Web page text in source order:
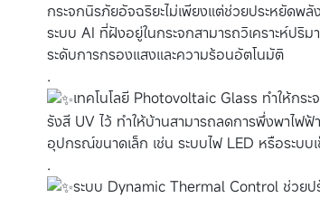
กระจกนิรภัยอัจฉริยะไม่เพียงแต่ช่วยประหยัดพ
ระบบ AI ที่ฝังอยู่ในกระจกสามารถวิเคราะห์
ระดับการกรองแสงและความร้อนอัตโนมัติ
.
เทคโนโลยี Photovoltaic Glass ทำให้ก
รังสี UV ไว้ ทำให้บ้านสามารถลดการพึ่งพาไฟ
อุปกรณ์ขนาดเล็ก เช่น ระบบไฟ LED หรือระบบ
.
ระบบ Dynamic Thermal Control ช่วยป